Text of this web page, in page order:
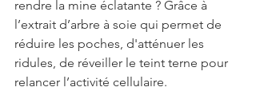
rendre la mine éclatante ? Grâce à
l’extrait d’arbre à soie qui permet de
réduire les poches, d'atténuer les
ridules, de réveiller le teint terne pour
relancer l’activité cellulaire.